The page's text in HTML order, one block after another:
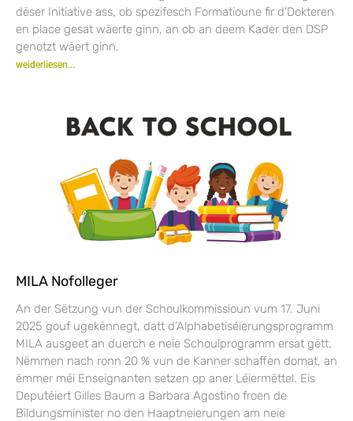
dëser Initiative ass, ob spezifesch Formatioune fir d’Dokteren
en place gesat wäerte ginn, an ob an deem Kader den DSP
genotzt wäert ginn.
weiderliesen...
MILA Nofolleger
An der Sëtzung vun der Schoulkommissioun vum 17. Juni
2025 gouf ugekënnegt, datt d’Alphabetiséierungsprogramm
MILA ausgeet an duerch e neie Schoulprogramm ersat gëtt.
Nëmmen nach ronn 20 % vun de Kanner schaffen domat, an
ëmmer méi Enseignanten setzen op aner Léiermëttel. Eis
Deputéiert Gilles Baum a Barbara Agostino froen de
Bildungsminister no den Haaptneierungen am neie